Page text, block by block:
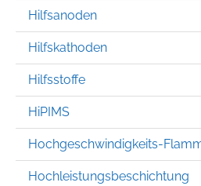
Hilfsanoden
Hilfskathoden
Hilfsstoffe
HiPIMS
Hochgeschwindigkeits-
Hochleistungsbeschichtung